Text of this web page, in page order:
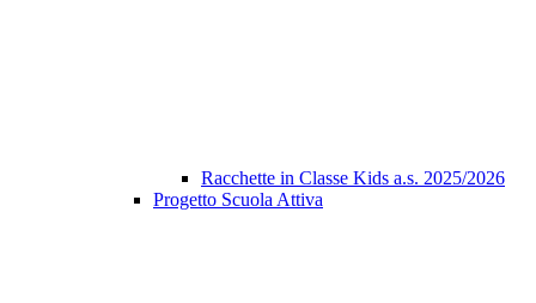
Racchette in Classe Kids a.s. 2025/2026
Progetto Scuola Attiva